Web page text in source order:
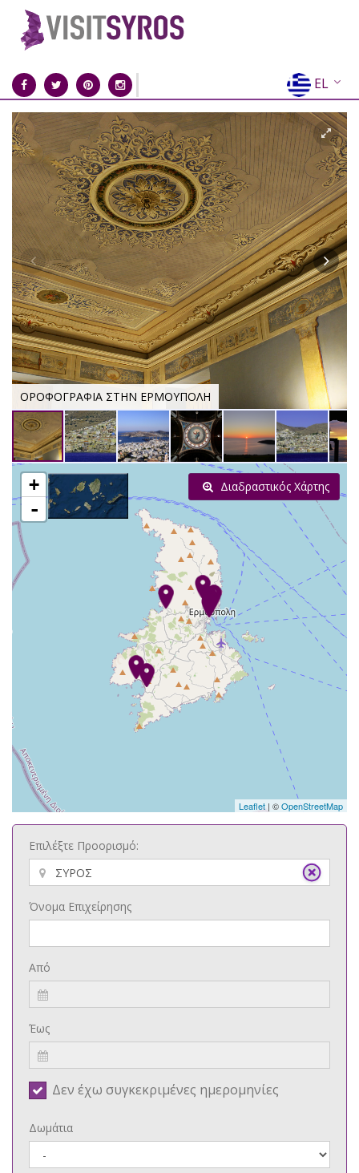
EL
EN
FR
DE
IT
ES
RU
CN
ΟΡΟΦΟΓΡΑΦΙΑ ΣΤΗΝ ΕΡΜΟΥΠΟΛΗ
+
-
Leaflet | ©OpenStreetMap
Διαδραστικός Χάρτης
Επιλέξτε Προορισμό:
Όνομα Επιχείρησης
Από
Έως
Δεν έχω συγκεκριμένες ημερομηνίες
Δωμάτια